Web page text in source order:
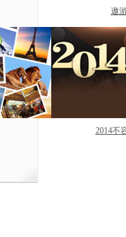
遨
2014不